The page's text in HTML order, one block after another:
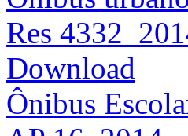
Res
Download
Ônibus